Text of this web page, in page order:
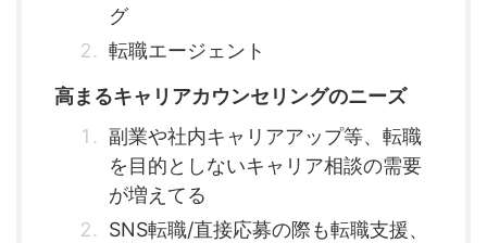
グ
転職エージェント
高まるキャリアカウンセリングのニーズ
副業や社内キャリアアップ等、転職
を目的としないキャリア相談の需要
が増えてる
SNS転職/直接応募の際も転職支援、